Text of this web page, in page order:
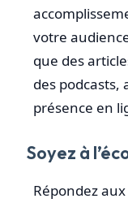
votre
que des
des podcasts,
présence en
Soyez à
Répondez